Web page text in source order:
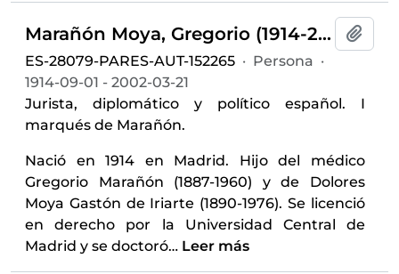
Marañón Moya, Gregorio (1914-2002)
ES-28079-PARES-AUT-152265 · Persona ·
1914-09-01 - 2002-03-21
Jurista, diplomático y político español. I
marqués de Marañón.
Nació en 1914 en Madrid. Hijo del médico
Gregorio Marañón (1887-1960) y de Dolores
Moya Gastón de Iriarte (1890-1976). Se licenció
en derecho por la Universidad Central de
Madrid y se doctoró… Leer más